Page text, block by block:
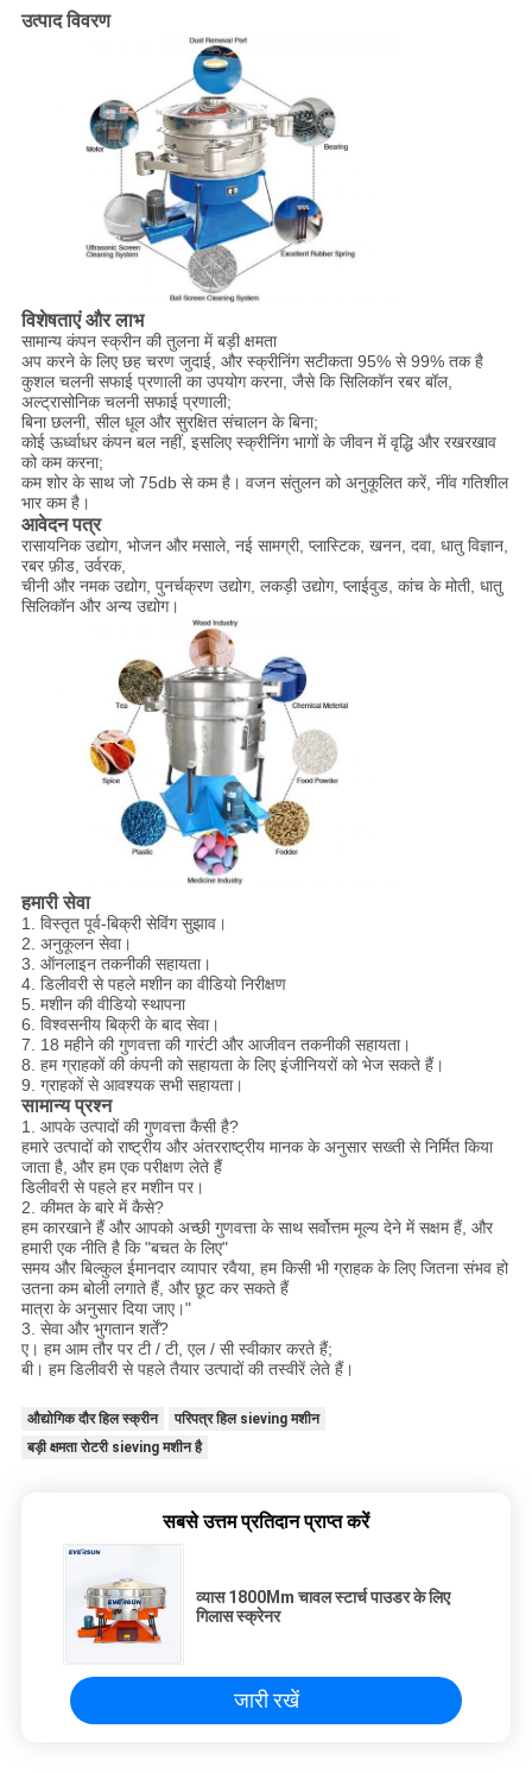
उत्पाद विवरण
विशेषताएं और लाभ
सामान्य कंपन स्क्रीन की तुलना में बड़ी क्षमता
अप करने के लिए छह चरण जुदाई, और स्क्रीनिंग सटीकता 95% से 99% तक है
कुशल चलनी सफाई प्रणाली का उपयोग करना, जैसे कि सिलिकॉन रबर बॉल,
अल्ट्रासोनिक चलनी सफाई प्रणाली;
बिना छलनी, सील धूल और सुरक्षित संचालन के बिना;
कोई ऊर्ध्वाधर कंपन बल नहीं, इसलिए स्क्रीनिंग भागों के जीवन में वृद्धि और रखरखाव
को कम करना;
कम शोर के साथ जो 75db से कम है। वजन संतुलन को अनुकूलित करें, नींव गतिशील
भार कम है।
आवेदन पत्र
रासायनिक उद्योग, भोजन और मसाले, नई सामग्री, प्लास्टिक, खनन, दवा, धातु विज्ञान,
रबर फ़ीड, उर्वरक,
चीनी और नमक उद्योग, पुनर्चक्रण उद्योग, लकड़ी उद्योग, प्लाईवुड, कांच के मोती, धातु
सिलिकॉन और अन्य उद्योग।
हमारी सेवा
1. विस्तृत पूर्व-बिक्री सेविंग सुझाव।
2. अनुकूलन सेवा।
3. ऑनलाइन तकनीकी सहायता।
4. डिलीवरी से पहले मशीन का वीडियो निरीक्षण
5. मशीन की वीडियो स्थापना
6. विश्वसनीय बिक्री के बाद सेवा।
7. 18 महीने की गुणवत्ता की गारंटी और आजीवन तकनीकी सहायता।
8. हम ग्राहकों की कंपनी को सहायता के लिए इंजीनियरों को भेज सकते हैं।
9. ग्राहकों से आवश्यक सभी सहायता।
सामान्य प्रश्न
1. आपके उत्पादों की गुणवत्ता कैसी है?
हमारे उत्पादों को राष्ट्रीय और अंतरराष्ट्रीय मानक के अनुसार सख्ती से निर्मित किया
जाता है, और हम एक परीक्षण लेते हैं
डिलीवरी से पहले हर मशीन पर।
2. कीमत के बारे में कैसे?
हम कारखाने हैं और आपको अच्छी गुणवत्ता के साथ सर्वोत्तम मूल्य देने में सक्षम हैं, और
हमारी एक नीति है कि "बचत के लिए"
समय और बिल्कुल ईमानदार व्यापार रवैया, हम किसी भी ग्राहक के लिए जितना संभव हो
उतना कम बोली लगाते हैं, और छूट कर सकते हैं
मात्रा के अनुसार दिया जाए।"
3. सेवा और भुगतान शर्तें?
ए। हम आम तौर पर टी / टी, एल / सी स्वीकार करते हैं;
बी। हम डिलीवरी से पहले तैयार उत्पादों की तस्वीरें लेते हैं।
औद्योगिक दौर हिल स्क्रीन
परिपत्र हिल sieving मशीन
बड़ी क्षमता रोटरी sieving मशीन है
सबसे उत्तम प्रतिदान प्राप्त करें
व्यास 1800Mm चावल स्टार्च पाउडर के लिए
गिलास स्क्रेनर
जारी रखें